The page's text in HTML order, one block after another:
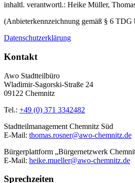
inhaltl. verantwortl.: Heike Müller,
(Anbieterkennzeichnung gemäß § 6
Datenschutzerklärung
Kontakt
Awo Stadtteilbüro
Wladimir-Sagorski-Straße 24
09122 Chemnitz
Tel.: +49 (0) 371 3342482
Stadtteilmanagement Chemnitz Süd
E-Mail: thomas.rosner@awo-chemnitz.de
Bürgerplattform „Bürgernetzwerk
E-Mail: heike.mueller@awo-chemnitz.de
Sprechzeiten